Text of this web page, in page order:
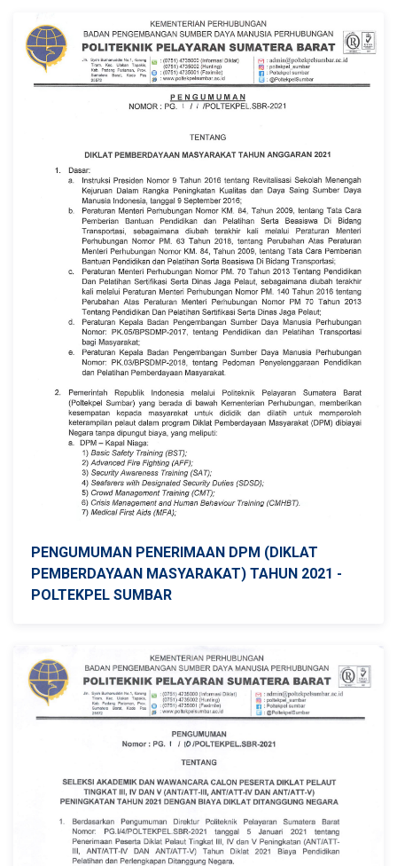
PENGUMUMAN PENERIMAAN DPM (DIKLAT
PEMBERDAYAAN MASYARAKAT) TAHUN 2021 -
POLTEKPEL SUMBAR